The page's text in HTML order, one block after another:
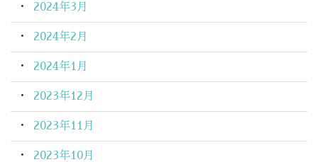
2024年3月
2024年2月
2024年1月
2023年12月
2023年11月
2023年10月